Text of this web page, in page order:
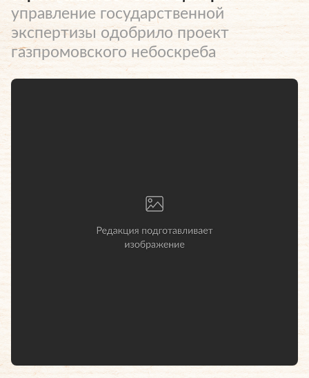
управление государственной
экспертизы одобрило проект
газпромовского небоскреба